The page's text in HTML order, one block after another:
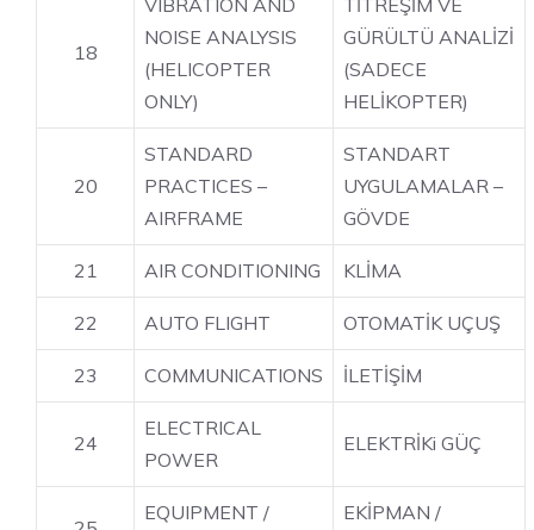
18
NOISE ANALYSIS
(HELICOPTER
ONLY)
GÜRÜLTÜ ANALİZİ
(SADECE
HELİKOPTER)
20
STANDARD
PRACTICES –
AIRFRAME
STANDART
UYGULAMALAR –
GÖVDE
21 AIR CONDITIONING KLİMA
22 AUTO FLIGHT OTOMATİK UÇUŞ
23 COMMUNICATIONS İLETİŞİM
24
ELECTRICAL
POWER
ELEKTRİKi GÜÇ
EQUIPMENT /
EKİPMAN /